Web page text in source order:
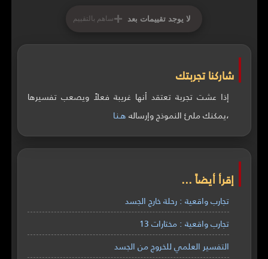
لا يوجد تقييمات بعد +ساهم بالتقييم
شاركنا تجربتك
إذا عشت تجربة تعتقد أنها غريبة فعلاً ويصعب تفسيرها
،يمكنك ملئ النموذج وإرسالههـنـا
إقرأ أيضاً ...
تجارب واقعية : رحلة خارج الجسد
تجارب واقعية : مختارات 13
التفسير العلمي للخروج من الجسد